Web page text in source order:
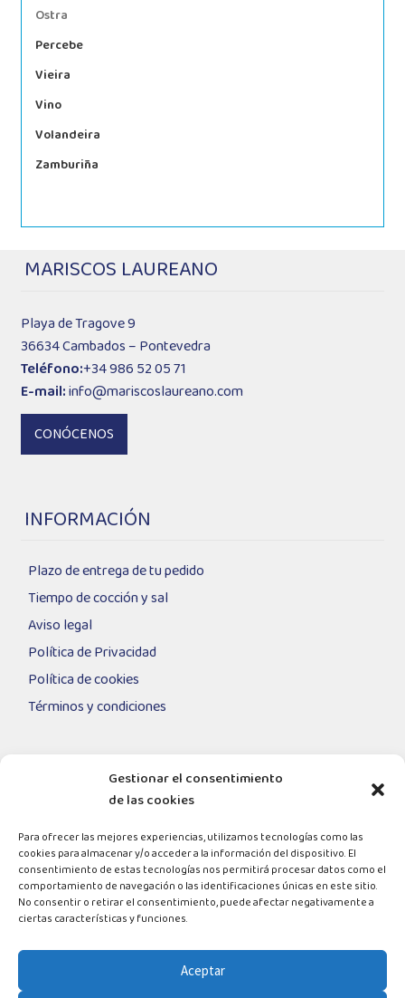
Gestionar el consentimiento
de las cookies
Para ofrecer las mejores experiencias, utilizamos tecnologías como las
cookies para almacenar y/o acceder a la información del dispositivo. El
consentimiento de estas tecnologías nos permitirá procesar datos como el
comportamiento de navegación o las identificaciones únicas en este sitio.
No consentir o retirar el consentimiento, puede afectar negativamente a
ciertas características y funciones.
Aceptar
Actualmente no está disponible la venta online en
Ostra
Percebe
Vieira
Vino
Volandeira
Zamburiña
MARISCOS LAUREANO
Playa de Tragove 9
36634 Cambados – Pontevedra
Teléfono:+34 986 52 05 71
E-mail:info@mariscoslaureano.com
CONÓCENOS
INFORMACIÓN
Plazo de entrega de tu pedido
Tiempo de cocción y sal
Aviso legal
Política de Privacidad
Política de cookies
Términos y condiciones
SÍGUENOS EN
ENVÍO A DOMICILIO